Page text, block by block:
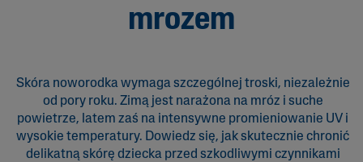
mrozem
Skóra noworodka wymaga szczególnej troski, niezależnie
od pory roku. Zimą jest narażona na mróz i suche
powietrze, latem zaś na intensywne promieniowanie UV i
wysokie temperatury. Dowiedz się, jak skutecznie chronić
delikatną skórę dziecka przed szkodliwymi czynnikami